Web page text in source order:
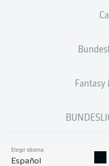
Fantasy
Elegir idioma
Español